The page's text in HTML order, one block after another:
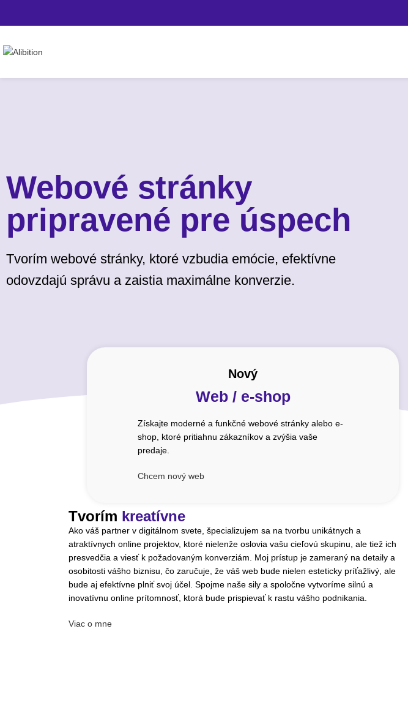
Webové stránky
pripravené pre úspech
Tvorím webové stránky, ktoré vzbudia emócie, efektívne
odovzdajú správu a zaistia maximálne konverzie.
Nový
Web / e-shop
Získajte moderné a funkčné webové stránky alebo e-
shop, ktoré pritiahnu zákazníkov a zvýšia vaše
predaje.
Chcem nový web
Tvorím kreatívne
Ako váš partner v digitálnom svete, špecializujem sa na tvorbu unikátnych a
atraktívnych online projektov, ktoré nielenže oslovia vašu cieľovú skupinu, ale tiež ich
presvedčia a viesť k požadovaným konverziám. Moj prístup je zameraný na detaily a
osobitosti vášho biznisu, čo zaručuje, že váš web bude nielen esteticky príťažlivý, ale
bude aj efektívne plniť svoj účel. Spojme naše sily a spoločne vytvoríme silnú a
inovatívnu online prítomnosť, ktorá bude prispievať k rastu vášho podnikania.
Viac o mne